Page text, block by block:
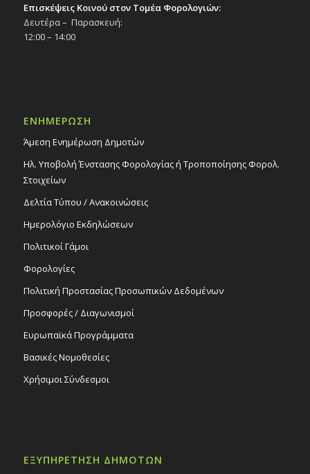
Επισκέψεις Κοινού στον Τομέα Φορολογιών:
Δευτέρα – Παρασκευή:
12:00 – 14:00
ΕΝΗΜΕΡΩΣΗ
Άμεση Ενημέρωση Δημοτών
Ηλ. Υποβολή Ένστασης Φορολογίας ή Τροποποίησης Φορολ.
Στοιχείων
Δελτία Τύπου / Ανακοινώσεις
Ημερολόγιο Εκδηλώσεων
Πολιτικοί Γάμοι
Φορολογίες
Πολιτική Προστασίας Προσωπικών Δεδομένων
Προσφορές / Διαγωνισμοί
Ευρωπαϊκά Προγράμματα
Βασικές Νομοθεσίες
Χρήσιμοι Σύνδεσμοι
ΕΞΥΠΗΡΕΤΗΣΗ ΔΗΜΟΤΩΝ